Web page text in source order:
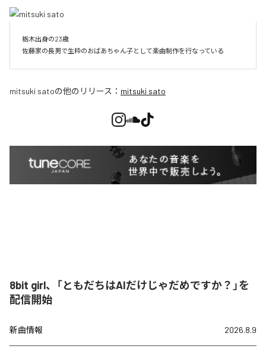
栃木出身の23歳
佐藤家の長男で生粋のおばあちゃん子として楽曲制作を行なっている
mitsuki satoの他のリリース： mitsuki sato
8bit girl、「ともだちはAIだけじゃだめですか？」を
配信開始
新曲情報 2026.8.9